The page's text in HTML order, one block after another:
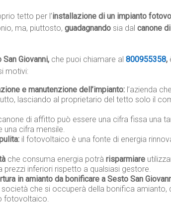
tetto per l’installazione di un impianto
ma, piuttosto, guadagnando sia dal canone
San Giovanni, che puoi chiamare al 800955358,
motivi:
e manutenzione dell’impianto: l’azienda che
lasciando al proprietario del tetto solo il
di affitto può essere una cifra fissa una
cifra mensile.
il fotovoltaico è una fonte di energia
che consuma energia potrà risparmiare
inferiori rispetto a qualsiasi gestore.
in amianto da bonificare a Sesto San
che si occuperà della bonifica amianto,
fotovoltaico.